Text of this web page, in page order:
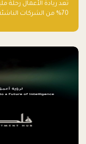
تعد ريادة الأعمال رحلة
70% من الشركات
الكثيرون في بداية